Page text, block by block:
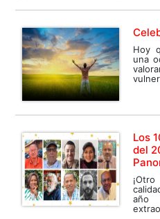
Hoy
una
Los
del
año